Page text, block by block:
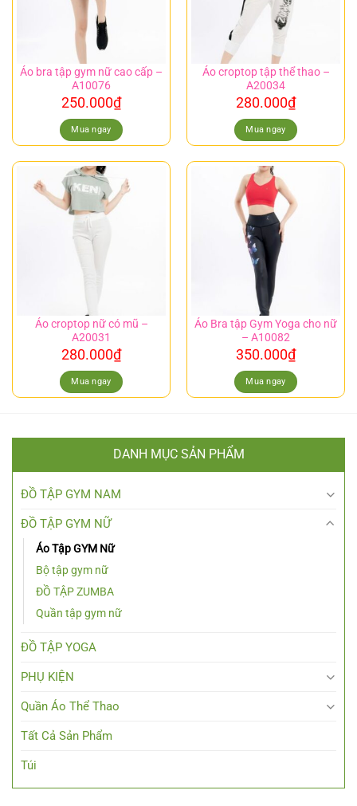
Áo bra tập gym nữ cao cấp –
A10076
250.000₫
Mua ngay
Áo croptop tập thể thao –
A20034
280.000₫
Mua ngay
Áo croptop nữ có mũ –
A20031
280.000₫
Mua ngay
Áo Bra tập Gym Yoga cho nữ
– A10082
350.000₫
Mua ngay
DANH MỤC SẢN PHẨM
ĐỒ TẬP GYM NAM
ĐỒ TẬP GYM NỮ
Áo Tập GYM Nữ
Bộ tập gym nữ
ĐỒ TẬP ZUMBA
Quần tập gym nữ
ĐỒ TẬP YOGA
PHỤ KIỆN
Quần Áo Thể Thao
Tất Cả Sản Phẩm
Túi